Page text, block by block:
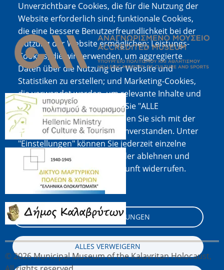
Unverzichtbare Cookies, die für die Nutzung der
Website erforderlich sind; funktionale Cookies,
die eine bessere Benutzerfreundlichkeit bei der
Nutzung der Website ermöglichen; Leistungs-
Cookies, die wir verwenden, um aggregierte
Daten über die Nutzung der Website und
Statistiken zu erstellen; und Marketing-Cookies,
die verwendet werden, um relevante Inhalte und
Werbung anzuzeigen. Wenn Sie "ALLE
AKZEPTIEREN" wählen, erklären Sie sich mit der
Verwendung aller Cookies einverstanden. Unter
"Einstellungen" können Sie jederzeit einzelne
Cookie-Typen akzeptieren oder ablehnen und
Ihre Zustimmung für die Zukunft widerrufen.
Cookie-Dokumentation
COOKIE-EINSTELLUNGEN
ALLES VERWEIGERN
Bild
Bild
Bild
© 2026 Municipal Museum of the Kalavritan Holocaust,